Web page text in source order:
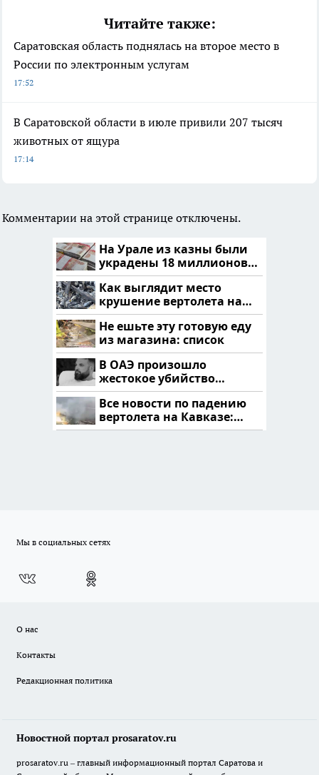
Читайте также:
Саратовская область поднялась на второе место в
России по электронным услугам
17:52
В Саратовской области в июле привили 207 тысяч
животных от ящура
17:14
Комментарии на этой странице отключены.
На Урале из казны были
украдены 18 миллионов
рублей
Как выглядит место
крушение вертолета на
Кавказе: смотреть
Не ешьте эту готовую еду
из магазина: список
В ОАЭ произошло
жестокое убийство
криптомиллионера
Все новости по падению
вертолета на Кавказе:
читать здесь
Мы в социальных сетях
О нас
Контакты
Редакционная политика
Новостной портал prosaratov.ru
prosaratov.ru – главный информационный портал Саратова и